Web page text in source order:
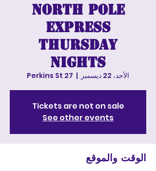
North Pole
Express
Thursday
nights
الأحد، 22 ديسمبر
  |
27 Perkins St
Tickets are not on sale
See other events
الوقت والموقع